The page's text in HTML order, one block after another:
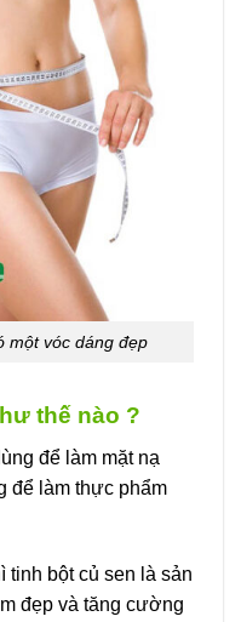
một vóc dáng đẹp
thế nào ?
để làm mặt nạ
để làm thực phẩm
tinh bột củ sen là sản
đẹp và tăng cường